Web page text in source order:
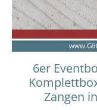
6er
Zangen